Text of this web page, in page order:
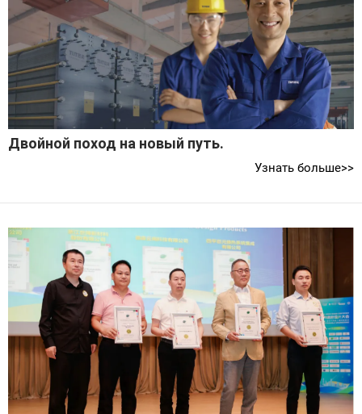
Двойной поход на новый путь.
Узнать больше>>